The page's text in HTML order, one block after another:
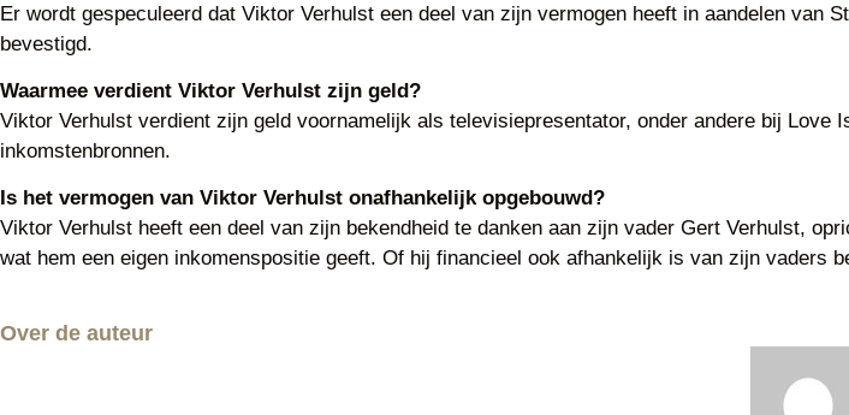
Er wordt gespeculeerd dat Viktor Verhulst een deel van zijn vermogen heeft in aandelen
bevestigd.
Waarmee verdient Viktor Verhulst zijn geld?
Viktor Verhulst verdient zijn geld voornamelijk als televisiepresentator, onder andere bij
inkomstenbronnen.
Is het vermogen van Viktor Verhulst onafhankelijk opgebouwd?
Viktor Verhulst heeft een deel van zijn bekendheid te danken aan zijn vader Gert Verhulst,
wat hem een eigen inkomenspositie geeft. Of hij financieel ook afhankelijk is van zijn vaders
Over de auteur